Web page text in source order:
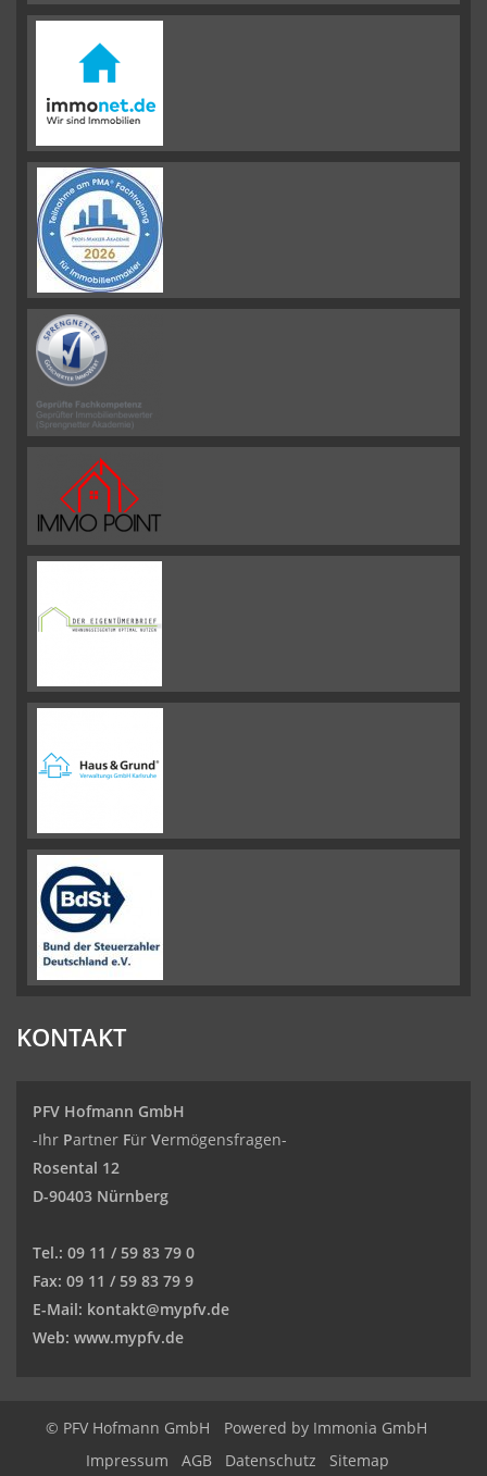
KONTAKT
PFV Hofmann GmbH
-Ihr Partner Für Vermögensfragen-
Rosental 12
D-90403 Nürnberg
Tel.: 09 11 / 59 83 79 0
Fax: 09 11 / 59 83 79 9
E-Mail: kontakt@mypfv.de
Web: www.mypfv.de
© PFV Hofmann GmbH
Powered by Immonia GmbH
Impressum
AGB Datenschutz Sitemap